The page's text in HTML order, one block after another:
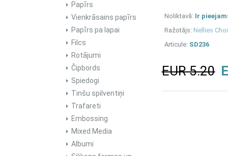
Papīrs
Vienkrāsains papīrs
Papīrs pa lapai
Filcs
Rotājumi
Čipbords
Spiedogi
Tinšu spilventiņi
Trafareti
Embossing
Mixed Media
Albumi
Noliktavā: Ir
Ražotājs: Nellies
Articule: SD236
EUR 5.20